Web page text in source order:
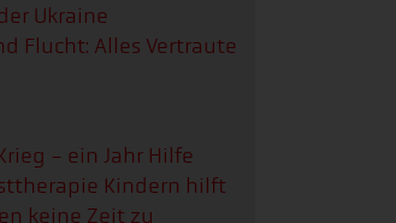
Ukraine
Flucht: Alles Vertraute
- ein Jahr Hilfe
Kindern hilft
keine Zeit zu